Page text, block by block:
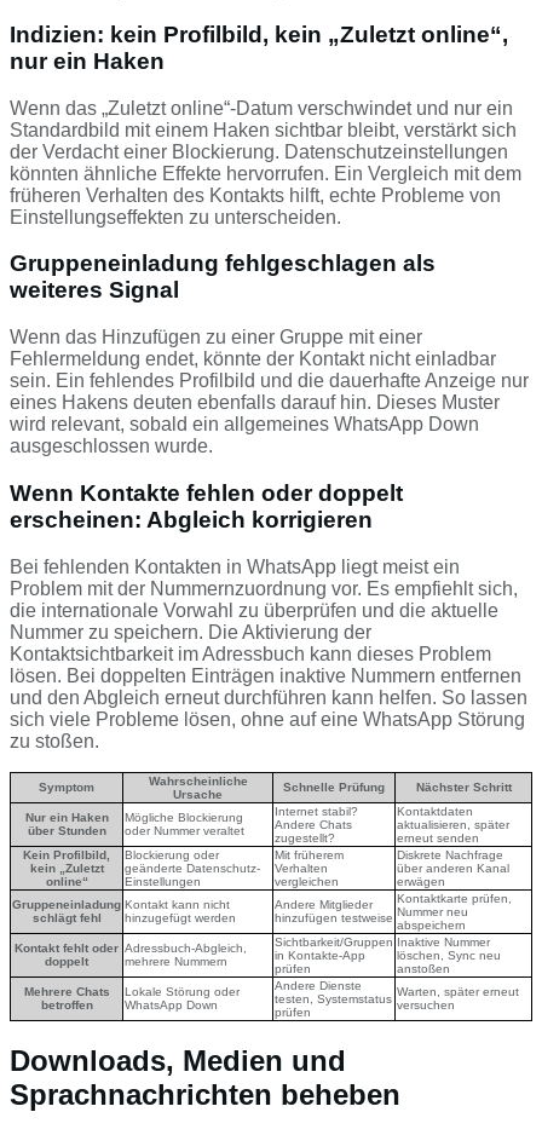
Indizien: kein Profilbild, kein „Zuletzt online“,
nur ein Haken
Wenn das „Zuletzt online“-Datum verschwindet und nur ein
Standardbild mit einem Haken sichtbar bleibt, verstärkt sich
der Verdacht einer Blockierung. Datenschutzeinstellungen
könnten ähnliche Effekte hervorrufen. Ein Vergleich mit dem
früheren Verhalten des Kontakts hilft, echte Probleme von
Einstellungseffekten zu unterscheiden.
Gruppeneinladung fehlgeschlagen als
weiteres Signal
Wenn das Hinzufügen zu einer Gruppe mit einer
Fehlermeldung endet, könnte der Kontakt nicht einladbar
sein. Ein fehlendes Profilbild und die dauerhafte Anzeige nur
eines Hakens deuten ebenfalls darauf hin. Dieses Muster
wird relevant, sobald ein allgemeines WhatsApp Down
ausgeschlossen wurde.
Wenn Kontakte fehlen oder doppelt
erscheinen: Abgleich korrigieren
Bei fehlenden Kontakten in WhatsApp liegt meist ein
Problem mit der Nummernzuordnung vor. Es empfiehlt sich,
die internationale Vorwahl zu überprüfen und die aktuelle
Nummer zu speichern. Die Aktivierung der
Kontaktsichtbarkeit im Adressbuch kann dieses Problem
lösen. Bei doppelten Einträgen inaktive Nummern entfernen
und den Abgleich erneut durchführen kann helfen. So lassen
sich viele Probleme lösen, ohne auf eine WhatsApp Störung
zu stoßen.
Symptom
Wahrscheinliche
Ursache
Schnelle Prüfung Nächster Schritt
Nur ein Haken
über Stunden
Mögliche Blockierung
oder Nummer veraltet
Internet stabil?
Andere Chats
zugestellt?
Kontaktdaten
aktualisieren, später
erneut senden
Kein Profilbild,
kein „Zuletzt
online“
Blockierung oder
geänderte Datenschutz-
Einstellungen
Mit früherem
Verhalten
vergleichen
Diskrete Nachfrage
über anderen Kanal
erwägen
Gruppeneinladung
schlägt fehl
Kontakt kann nicht
hinzugefügt werden
Andere Mitglieder
hinzufügen testweise
Kontaktkarte prüfen,
Nummer neu
abspeichern
Kontakt fehlt oder
doppelt
Adressbuch-Abgleich,
mehrere Nummern
Sichtbarkeit/Gruppen
in Kontakte-App
prüfen
Inaktive Nummer
löschen, Sync neu
anstoßen
Mehrere Chats
betroffen
Lokale Störung oder
WhatsApp Down
Andere Dienste
testen, Systemstatus
prüfen
Warten, später erneut
versuchen
Downloads, Medien und
Sprachnachrichten beheben